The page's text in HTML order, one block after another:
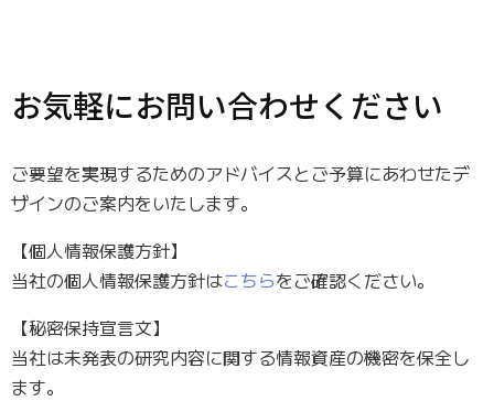
お気軽にお問い合わせください
ご要望を実現するためのアドバイスとご予算にあわせたデ
ザインのご案内をいたします。
【個人情報保護方針】
当社の個人情報保護方針はこちらをご確認ください。
【秘密保持宣言文】
当社は未発表の研究内容に関する情報資産の機密を保全し
ます。